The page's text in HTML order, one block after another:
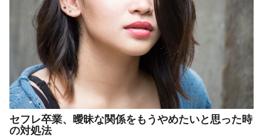
セフレ卒業、曖昧な関係をもうやめたいと思った時
の対処法